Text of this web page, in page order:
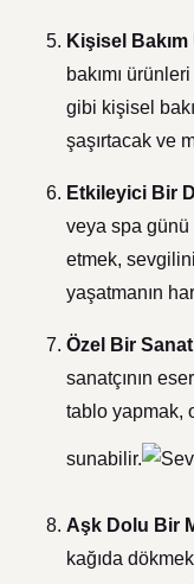
Kişisel
bakımı
gibi kişisel
şaşırtacak ve
Etkileyici Bir
veya spa
etmek,
yaşatmanın
Özel Bir
sanatçının
tablo yapmak,
sunabilir.
Aşk Dolu Bir
kağıda